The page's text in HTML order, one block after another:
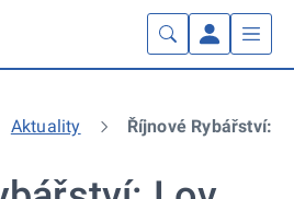
Aktuality Říjnové Rybářství: